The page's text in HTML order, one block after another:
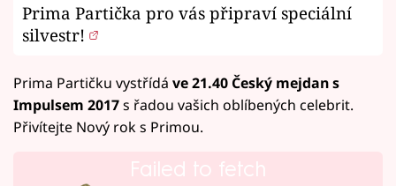
Prima Partička pro vás připraví speciální
silvestr!
Prima Partičku vystřídá ve 21.40 Český mejdan s
Impulsem 2017s řadou vašich oblíbených celebrit.
Přivítejte Nový rok s Primou.
Failed to fetch